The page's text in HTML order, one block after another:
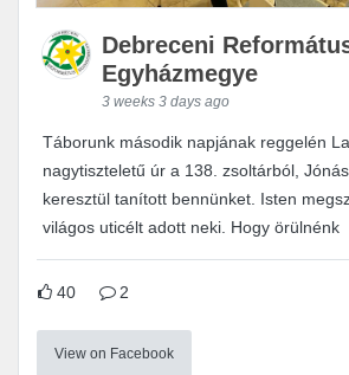
Debreceni
Egyházmegye
3 weeks 3 days ago
Táborunk második napjának reggelén
nagytiszteletű úr a 138. zsoltárból,
keresztül tanított bennünket. Isten
világos uticélt adott neki. Hogy örülnénk
40 2
View on Facebook